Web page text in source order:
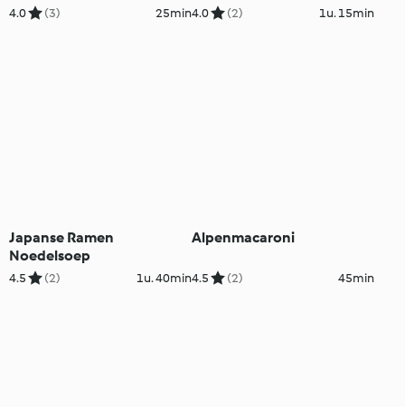
4.0 (3) 25min4.0 (2) 1u. 15min
Japanse Ramen
Noedelsoep
4.5 (2) 1u. 40min
Alpenmacaroni
4.5 (2) 45min